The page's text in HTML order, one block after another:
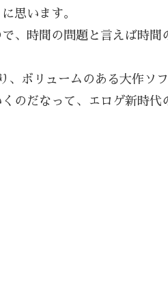
思います。
、時間の問題と言えば時間
、ボリュームのある大作ソ
のだなって、エロゲ新時代